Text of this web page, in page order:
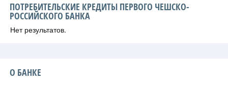
ПОТРЕБИТЕЛЬСКИЕ КРЕДИТЫ ПЕРВОГО ЧЕШСКО-
РОССИЙСКОГО БАНКА
Нет результатов.
О БАНКЕ